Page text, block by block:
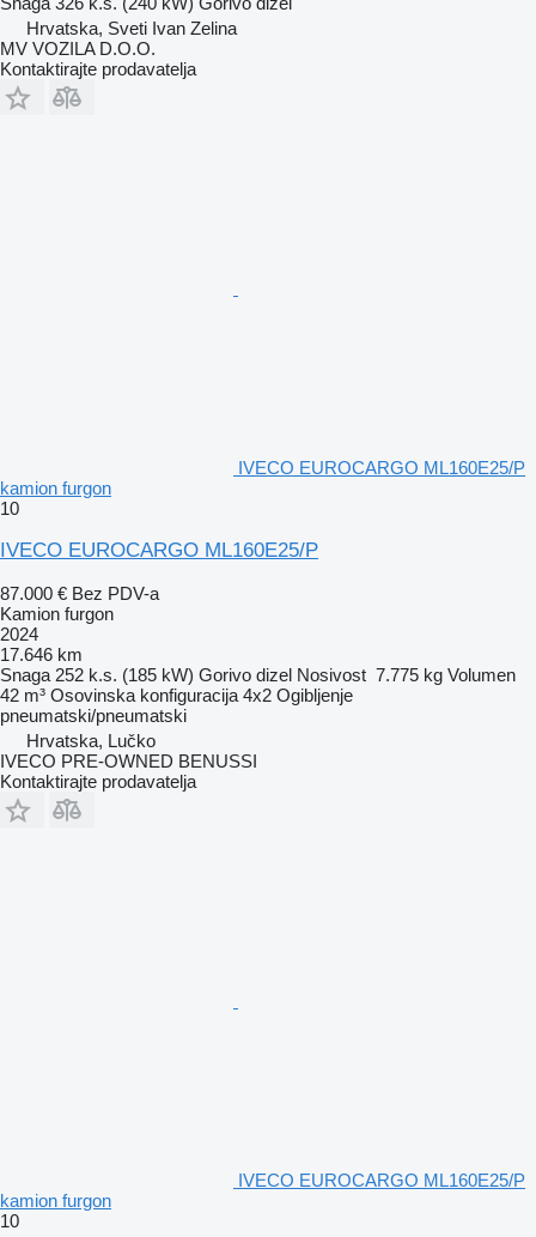
Hrvatska, Sveti Ivan Zelina
MV VOZILA D.O.O.
Kontaktirajte prodavatelja
IVECO EUROCARGO ML160E25/P
kamion furgon
10
IVECO EUROCARGO ML160E25/P
87.000 € Bez PDV-a
Kamion furgon
2024
17.646 km
Snaga 252 k.s. (185 kW) Gorivo dizel Nosivost 7.775 kg Volumen
42 m³ Osovinska konfiguracija 4x2 Ogibljenje
pneumatski/pneumatski
Hrvatska, Lučko
IVECO PRE-OWNED BENUSSI
Kontaktirajte prodavatelja
IVECO EUROCARGO ML160E25/P
kamion furgon
10